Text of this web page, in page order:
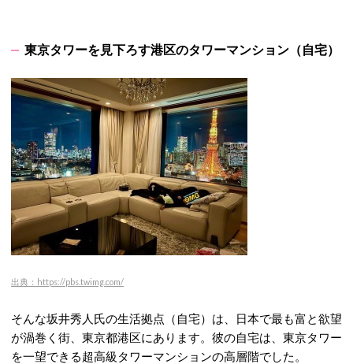
東京タワーを見下ろす港区のタワーマンション（自宅）
出典：https://pbs.twimg.com/
そんな坂井秀人氏の生活拠点（自宅）は、日本で最も富と欲望
が渦巻く街、東京都港区にあります。彼の自宅は、東京タワー
を一望できる超高級タワーマンションの高層階でした 。